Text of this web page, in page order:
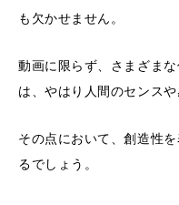
も欠かせません。
動画に限らず、さまざま
は、やはり人間のセンスや
その点において、創造性
るでしょう。